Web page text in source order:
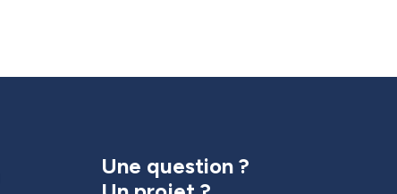
Une question ?